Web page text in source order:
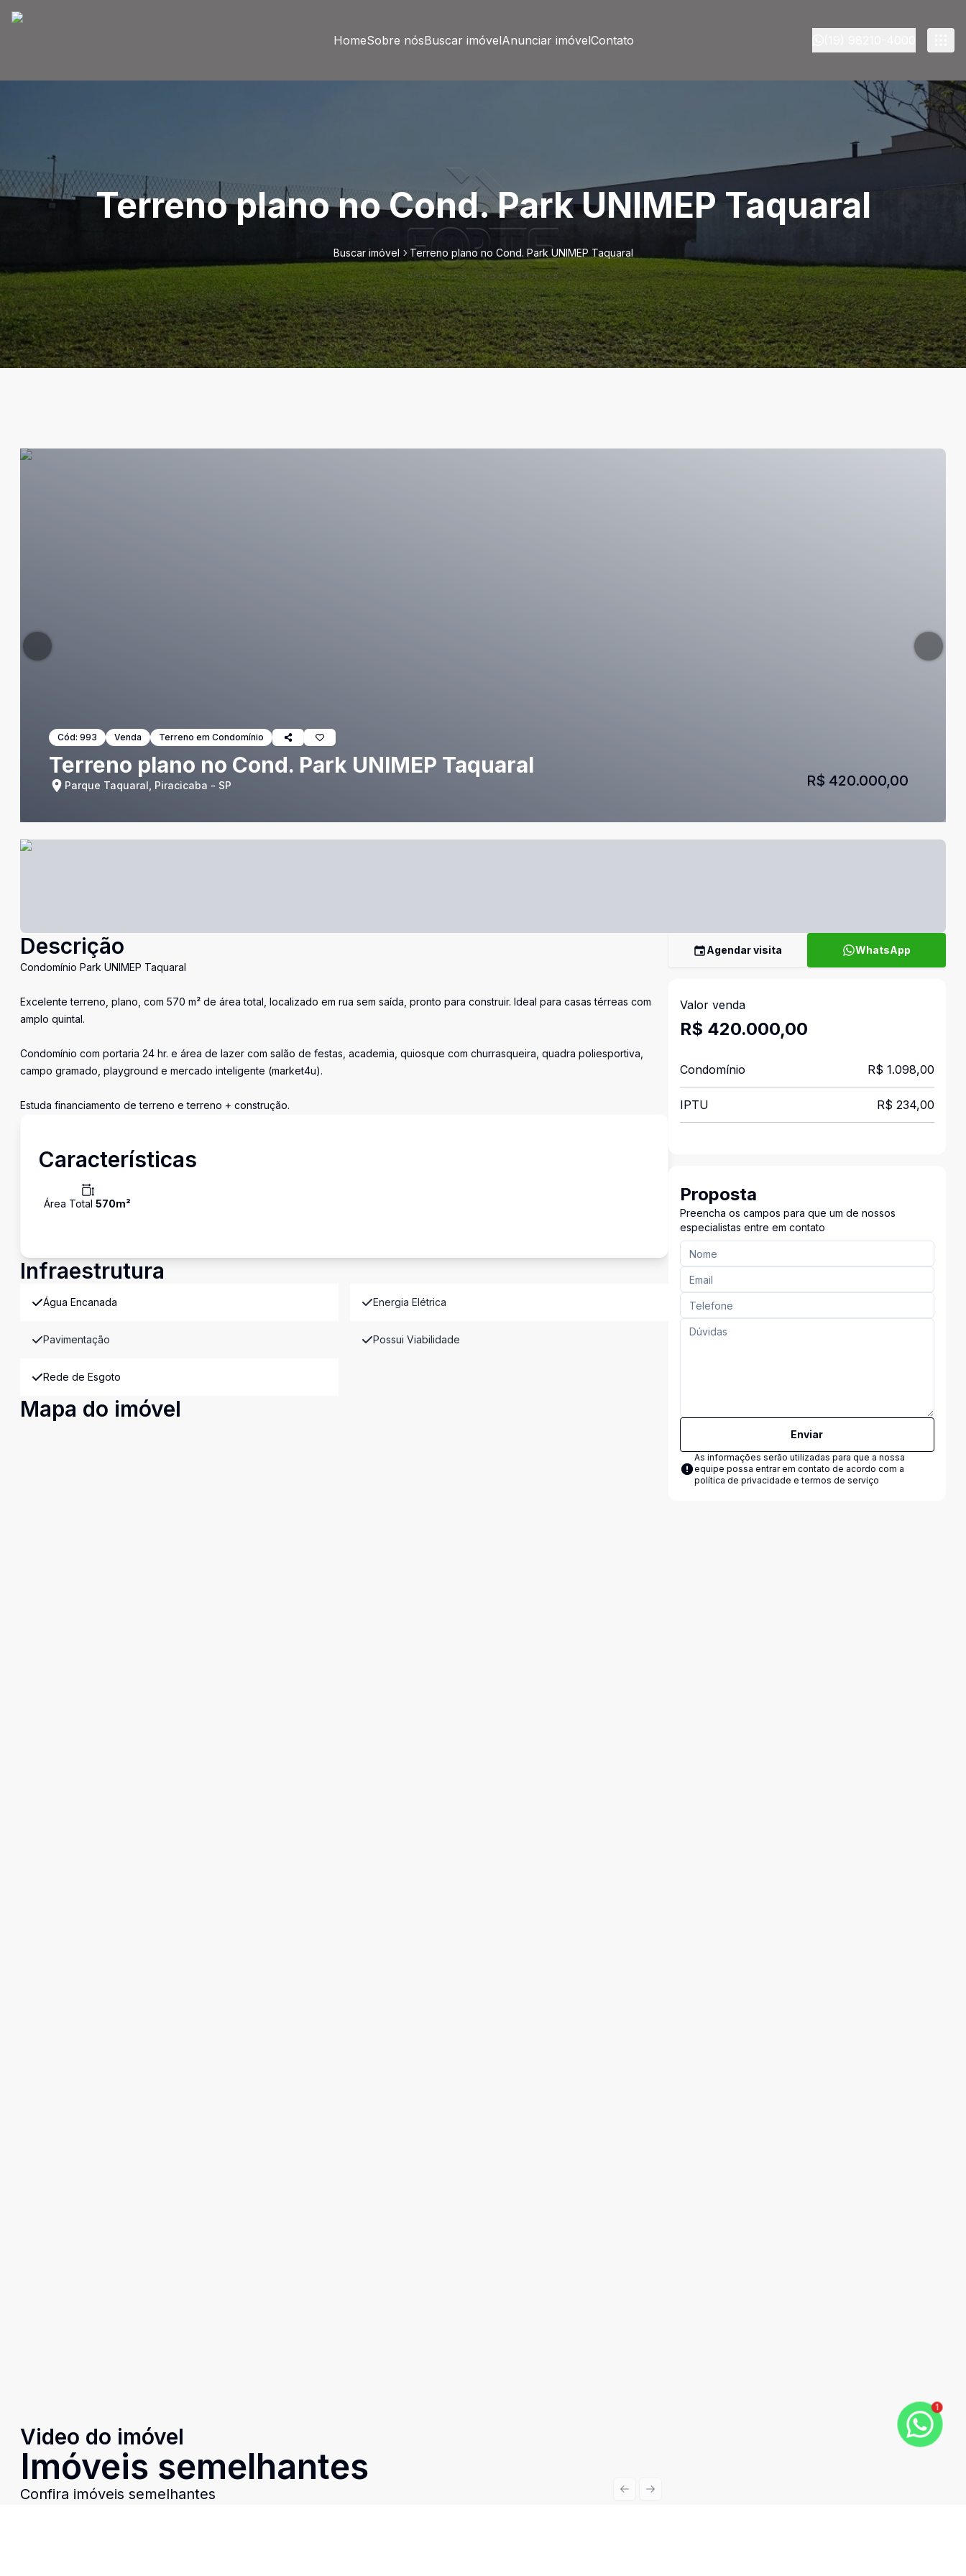
HomeSobre nósBuscar imóvelAnunciar imóvelContato
Terreno plano no Cond. Park UNIMEP Taquaral
Buscar imóvel Terreno plano no Cond. Park UNIMEP Taquaral
Cód: 993 Venda Terreno em Condomínio
Terreno plano no Cond. Park UNIMEP Taquaral
Parque Taquaral, Piracicaba - SP R$ 420.000,00
Descrição
Condomínio Park UNIMEP Taquaral
Excelente terreno, plano, com 570 m² de área total, localizado em rua sem saída, pronto para construir. Ideal para casas térreas com
amplo quintal.
Condomínio com portaria 24 hr. e área de lazer com salão de festas, academia, quiosque com churrasqueira, quadra poliesportiva,
campo gramado, playground e mercado inteligente (market4u).
Estuda financiamento de terreno e terreno + construção.
Características
Área Total 570m²
Infraestrutura
Água Encanada Energia Elétrica
Pavimentação Possui Viabilidade
Rede de Esgoto
Mapa do imóvel
Video do imóvel
Imóveis semelhantes
Confira imóveis semelhantes Previous slide
Next slide
Agendar visita WhatsApp
Valor venda
R$ 420.000,00
Condomínio R$ 1.098,00
IPTU R$ 234,00
Proposta
Preencha os campos para que um de nossos
especialistas entre em contato
Enviar
As informações serão utilizadas para que a nossa
equipe possa entrar em contato de acordo com a
política de privacidade e termos de serviço
1